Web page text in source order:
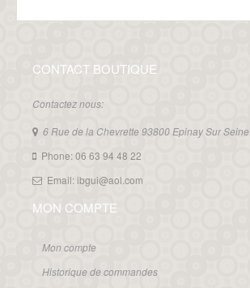
CONTACT BOUTIQUE
Contactez nous:
6 Rue de la Chevrette 93800 Epinay Sur Seine
Phone: 06 63 94 48 22
Email: ibgui@aol.com
MON COMPTE
Mon compte
Historique de commandes